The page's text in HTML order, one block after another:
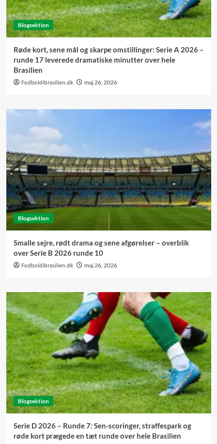
Blogsektion
Røde kort, sene mål og skarpe omstillinger: Serie A 2026 –
runde 17 leverede dramatiske minutter over hele
Brasilien
Fodboldibrasilien.dk maj 26, 2026
Blogsektion
Smalle sejre, rødt drama og sene afgørelser – overblik
over Serie B 2026 runde 10
Fodboldibrasilien.dk maj 26, 2026
Blogsektion
Serie D 2026 – Runde 7: Sen-scoringer, straffespark og
røde kort prægede en tæt runde over hele Brasilien